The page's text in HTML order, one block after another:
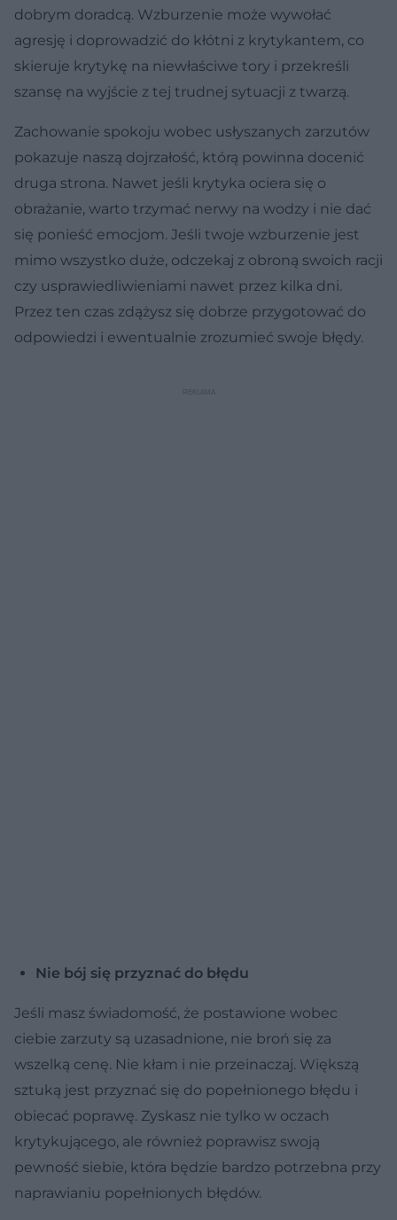
dobrym doradcą. Wzburzenie może wywołać
agresję i doprowadzić do kłótni z krytykantem, co
skieruje krytykę na niewłaściwe tory i przekreśli
szansę na wyjście z tej trudnej sytuacji z twarzą.
Zachowanie spokoju wobec usłyszanych zarzutów
pokazuje naszą dojrzałość, którą powinna docenić
druga strona. Nawet jeśli krytyka ociera się o
obrażanie, warto trzymać nerwy na wodzy i nie dać
się ponieść emocjom. Jeśli twoje wzburzenie jest
mimo wszystko duże, odczekaj z obroną swoich racji
czy usprawiedliwieniami nawet przez kilka dni.
Przez ten czas zdążysz się dobrze przygotować do
odpowiedzi i ewentualnie zrozumieć swoje błędy.
Nie bój się przyznać do błędu
Jeśli masz świadomość, że postawione wobec
ciebie zarzuty są uzasadnione, nie broń się za
wszelką cenę. Nie kłam i nie przeinaczaj. Większą
sztuką jest przyznać się do popełnionego błędu i
obiecać poprawę. Zyskasz nie tylko w oczach
krytykującego, ale również poprawisz swoją
pewność siebie, która będzie bardzo potrzebna przy
naprawianiu popełnionych błędów.